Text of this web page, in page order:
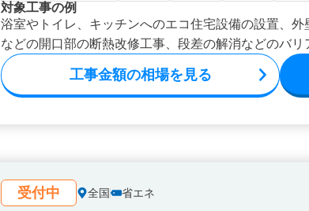
対象工事の例
浴室やトイレ、キッチンへのエコ住宅設備の設置、
などの開口部の断熱改修工事、段差の解消などのバリ
工事金額の相場を見る
受付中 全国 省エネ